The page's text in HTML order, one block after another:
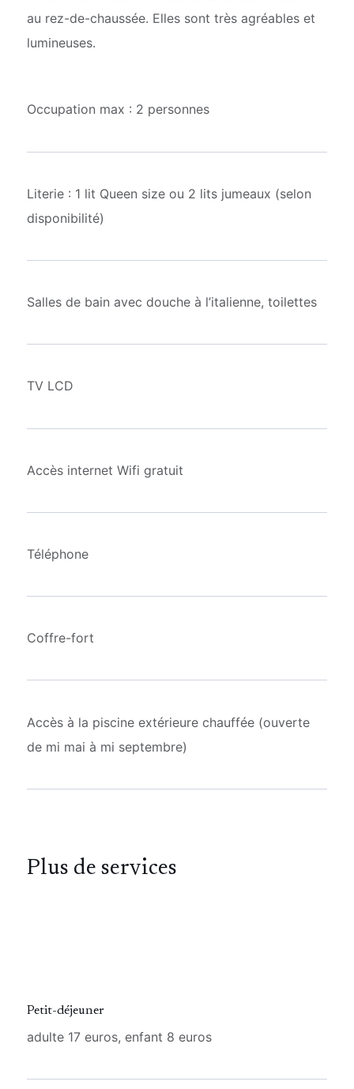
au rez-de-chaussée. Elles sont très agréables et
lumineuses.
Occupation max : 2 personnes
Literie : 1 lit Queen size ou 2 lits jumeaux (selon
disponibilité)
Salles de bain avec douche à l’italienne, toilettes
TV LCD
Accès internet Wifi gratuit
Téléphone
Coffre-fort
Accès à la piscine extérieure chauffée (ouverte
de mi mai à mi septembre)
Plus de services
Petit-déjeuner
adulte 17 euros, enfant 8 euros